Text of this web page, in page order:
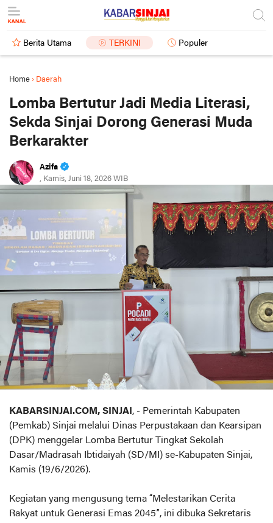
Berita Utama TERKINI Populer
Home › Daerah
Lomba Bertutur Jadi Media Literasi,
Sekda Sinjai Dorong Generasi Muda
Berkarakter
Azifa
, Kamis, Juni 18, 2026 WIB
KABARSINJAI.COM, SINJAI , - Pemerintah Kabupaten
(Pemkab) Sinjai melalui Dinas Perpustakaan dan Kearsipan
(DPK) menggelar Lomba Bertutur Tingkat Sekolah
Dasar/Madrasah Ibtidaiyah (SD/MI) se-Kabupaten Sinjai,
Kamis (19/6/2026).
Kegiatan yang mengusung tema “Melestarikan Cerita
Rakyat untuk Generasi Emas 2045”, ini dibuka Sekretaris